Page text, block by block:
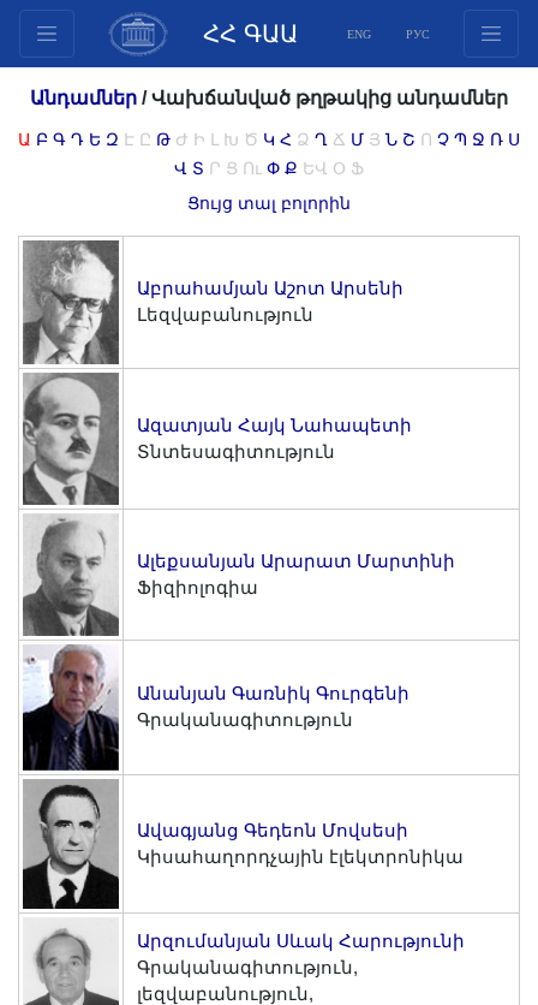
ՀՀ ԳԱԱ ENG РУС
Հրատարակություններ
Հիմնադրամներ
Գիտաժողովներ
Մրցույթներ
Միջազգային
համագործակցություն
Երիտասարդական
ծրագրեր
Լուսանկարներ
Տեսադարան
Վեբ ռեսուրսներ
Այլ ակադեմիաներ
«Գիտություն» թերթ
«Գիտության աշխարհում»
հանդես
Հրապարակումներ
մամուլում
Ազդեր
Հոբելյաններ
Համալսարաններ
Նորություններ
Անդամներ /Վախճանված թղթակից անդամներ
Ա Բ Գ Դ Ե Զ Է Ը Թ Ժ Ի Լ Խ Ծ Կ Հ Ձ Ղ Ճ Մ Յ Ն Շ Ո Չ Պ Ջ Ռ Ս
Վ Տ Ր Ց Ու Փ Ք ԵՎ Օ Ֆ
Ցույց տալ բոլորին
Աբրահամյան Աշոտ Արսենի
Լեզվաբանություն
Ազատյան Հայկ Նահապետի
Տնտեսագիտություն
Ալեքսանյան Արարատ Մարտինի
Ֆիզիոլոգիա
Անանյան Գառնիկ Գուրգենի
Գրականագիտություն
Ավագյանց Գեդեոն Մովսեսի
Կիսահաղորդչային էլեկտրոնիկա
Արզումանյան Սևակ Հարությունի
Գրականագիտություն,
լեզվաբանություն,